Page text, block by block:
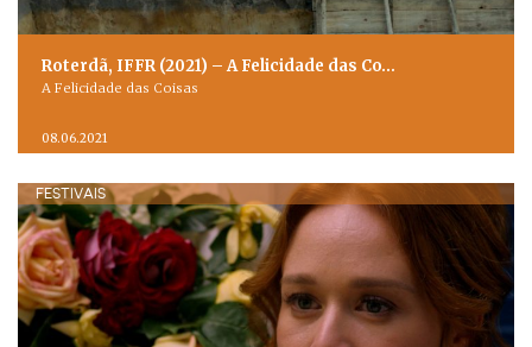
Roterdã, IFFR (2021) – A Felicidade das Co…
A Felicidade das Coisas
08.06.2021
FESTIVAIS